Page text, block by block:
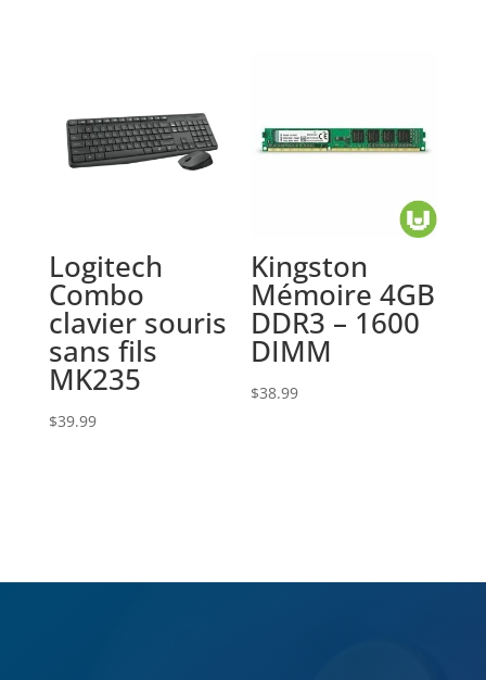
Logitech
Combo
clavier souris
sans fils
MK235
$39.99
Kingston
Mémoire 4GB
DDR3 – 1600
DIMM
$38.99